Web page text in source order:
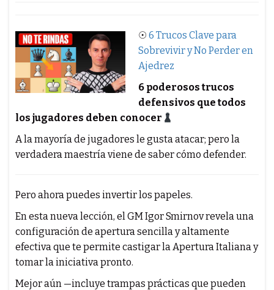
☉ 6 Trucos Clave para
Sobrevivir y No Perder en
Ajedrez
6 poderosos trucos
defensivos que todos
los jugadores deben conocer
A la mayoría de jugadores le gusta atacar; pero la
verdadera maestría viene de saber cómo defender.
Pero ahora puedes invertir los papeles.
En esta nueva lección, el GM Igor Smirnov revela una
configuración de apertura sencilla y altamente
efectiva que te permite castigar la Apertura Italiana y
tomar la iniciativa pronto.
Mejor aún —incluye trampas prácticas que pueden